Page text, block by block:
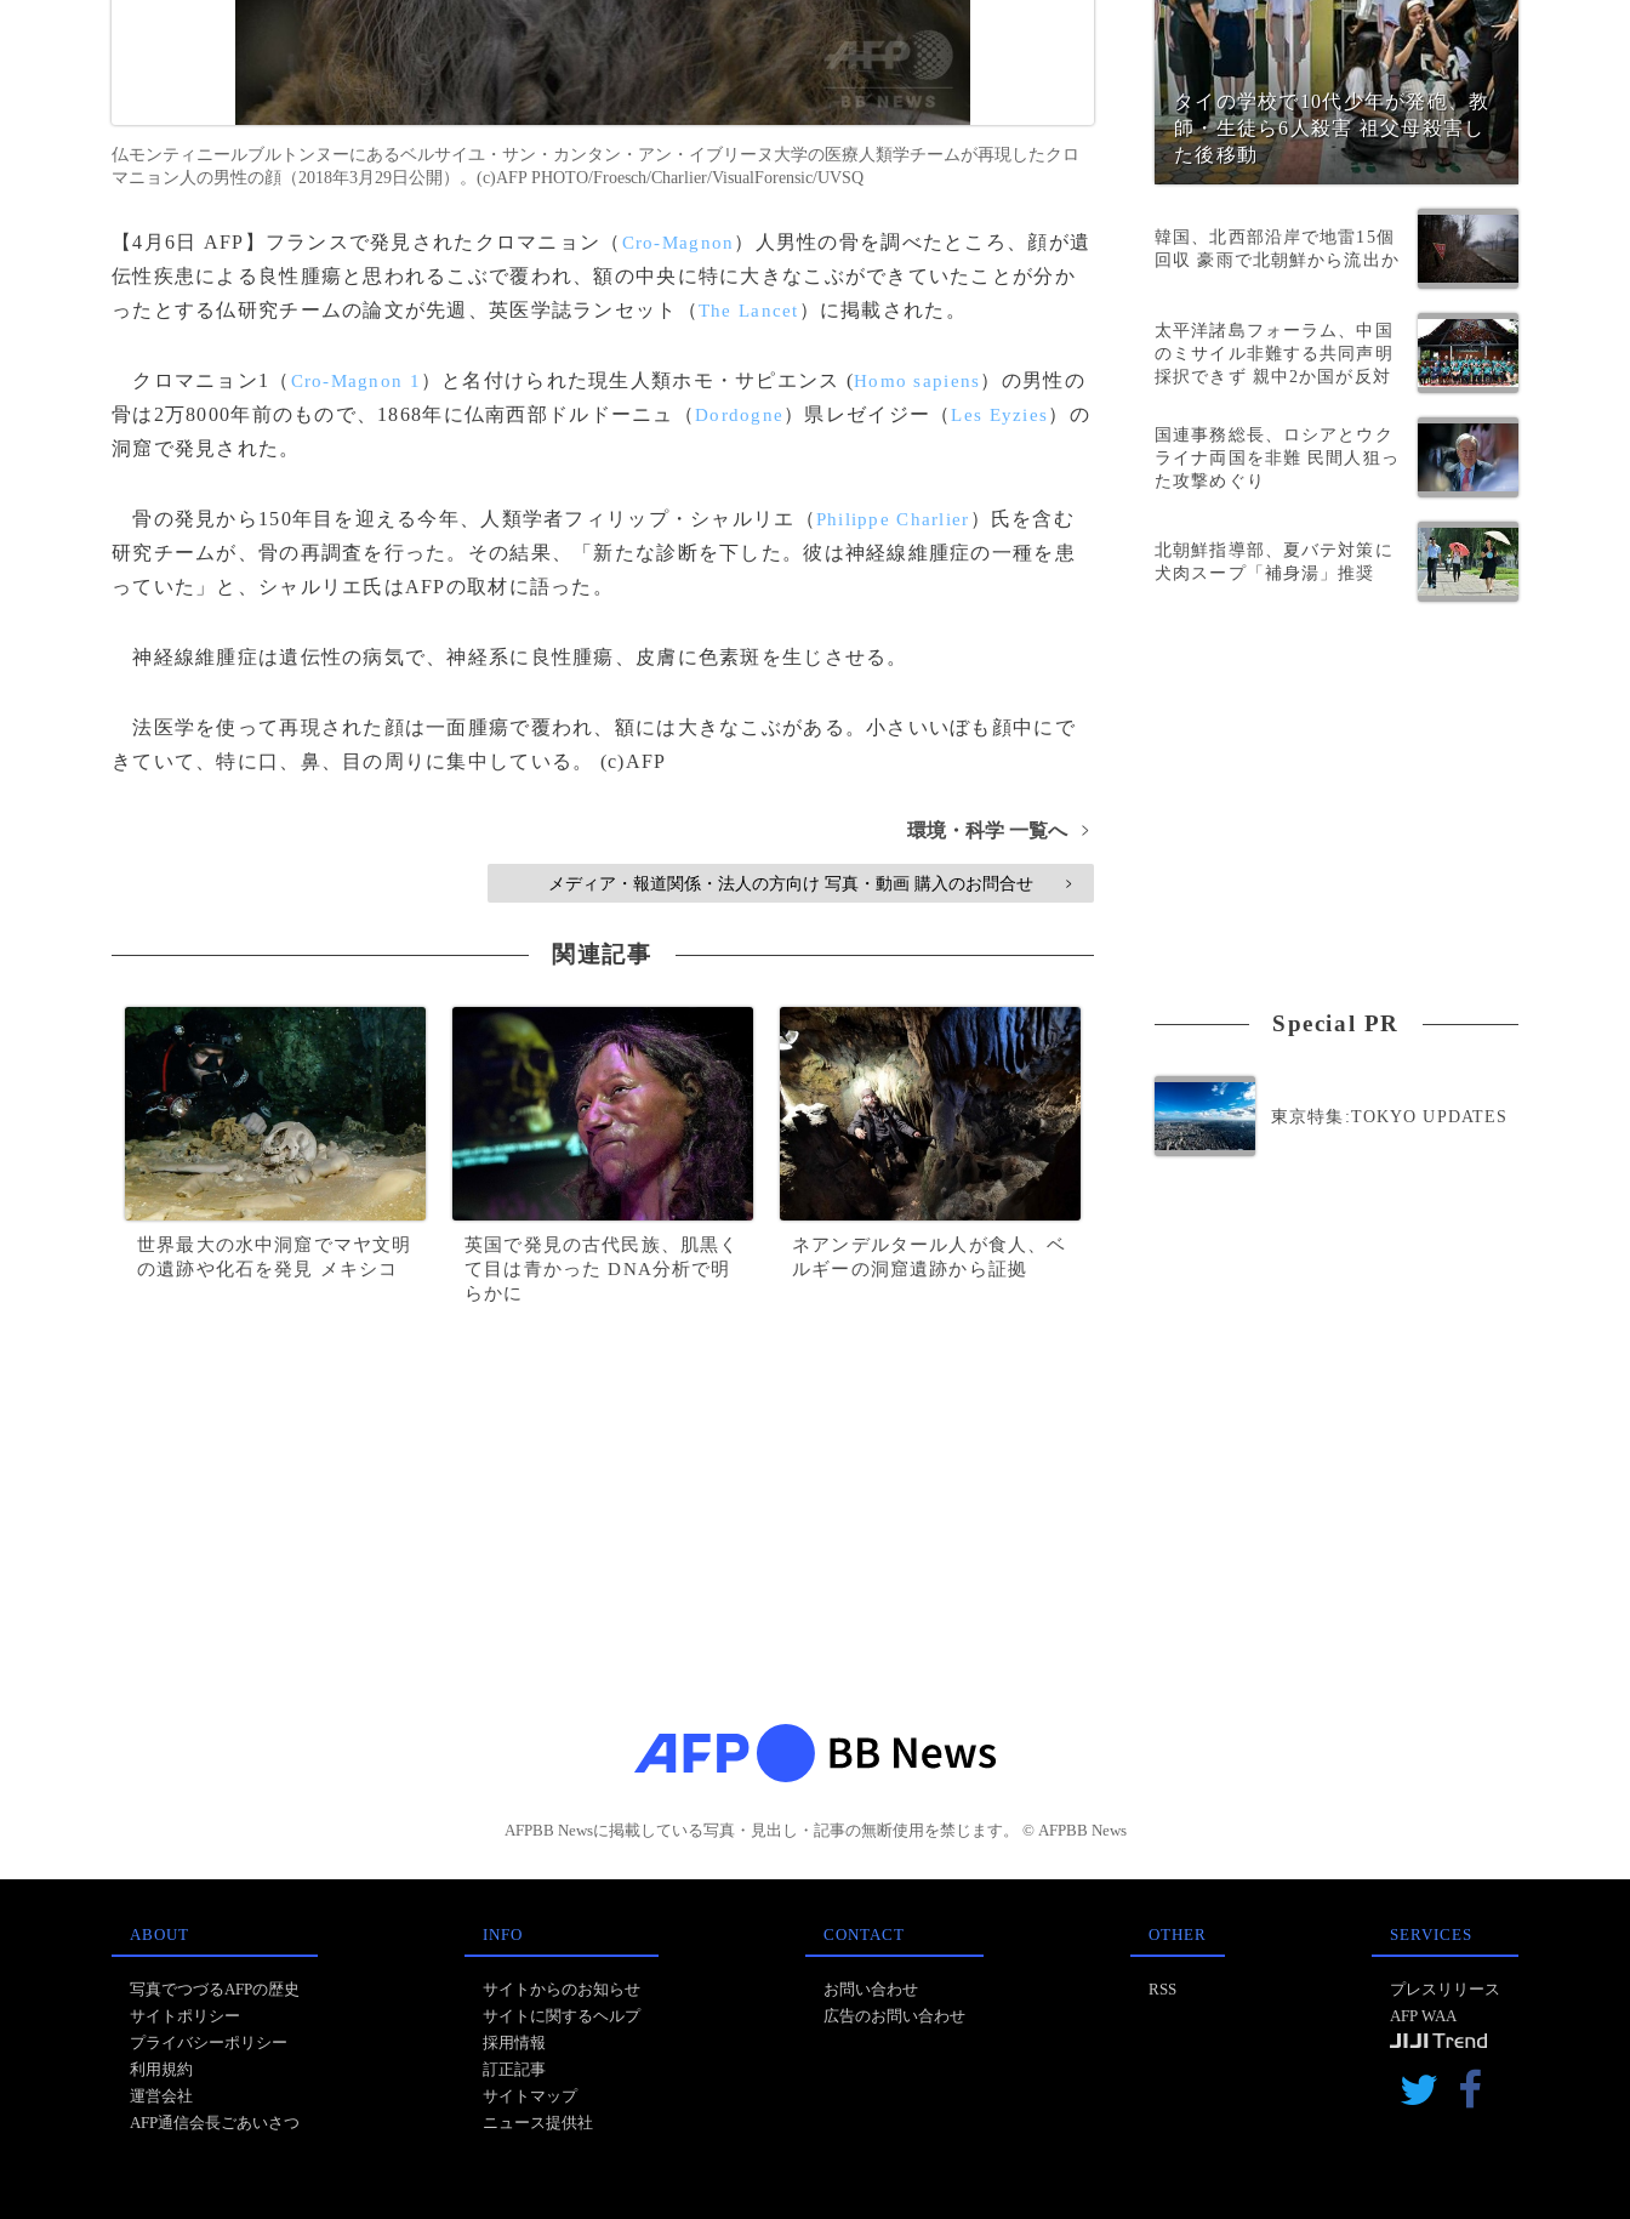
仏モンティニールブルトンヌーにあるベルサイユ・サン・カンタン・アン・イブリーヌ大学の医療人類学チームが再現したクロ
マニョン人の男性の顔（2018年3月29日公開）。(c)AFP PHOTO/Froesch/Charlier/VisualForensic/UVSQ
【4月6日 AFP】フランスで発見されたクロマニョン（ Cro-Magnon ）人男性の骨を調べたところ、顔が遺
伝性疾患による良性腫瘍と思われるこぶで覆われ、額の中央に特に大きなこぶができていたことが分か
ったとする仏研究チームの論文が先週、英医学誌ランセット（The Lancet ）に掲載された。
クロマニョン1（ Cro-Magnon 1 ）と名付けられた現生人類ホモ・サピエンス (Homo sapiens）の男性の
骨は2万8000年前のもので、1868年に仏南西部ドルドーニュ（Dordogne ）県レゼイジー（Les Eyzies）の
洞窟で発見された。
骨の発見から150年目を迎える今年、人類学者フィリップ・シャルリエ（Philippe Charlier ）氏を含む
研究チームが、骨の再調査を行った。その結果、「新たな診断を下した。彼は神経線維腫症の一種を患
っていた」と、シャルリエ氏はAFPの取材に語った。
神経線維腫症は遺伝性の病気で、神経系に良性腫瘍、皮膚に色素斑を生じさせる。
法医学を使って再現された顔は一面腫瘍で覆われ、額には大きなこぶがある。小さいいぼも顔中にで
きていて、特に口、鼻、目の周りに集中している。 (c)AFP
環境・科学 一覧へ >
メディア・報道関係・法人の方向け 写真・動画 購入のお問合せ >
関連記事
世界最大の水中洞窟でマヤ文明
の遺跡や化石を発見 メキシコ
英国で発見の古代民族、肌黒く
て目は青かった DNA分析で明
らかに
ネアンデルタール人が食人、ベ
ルギーの洞窟遺跡から証拠
タイの学校で10代少年が発砲、教
師・生徒ら6人殺害 祖父母殺害し
た後移動
韓国、北西部沿岸で地雷15個
回収 豪雨で北朝鮮から流出か
太平洋諸島フォーラム、中国
のミサイル非難する共同声明
採択できず 親中2か国が反対
国連事務総長、ロシアとウク
ライナ両国を非難 民間人狙っ
た攻撃めぐり
北朝鮮指導部、夏バテ対策に
犬肉スープ「補身湯」推奨
Special PR
東京特集:TOKYO UPDATES
AFPBB Newsに掲載している写真・見出し・記事の無断使用を禁じます。 © AFPBB News
ABOUT
写真でつづるAFPの歴史
サイトポリシー
プライバシーポリシー
利用規約
運営会社
AFP通信会長ごあいさつ
INFO
サイトからのお知らせ
サイトに関するヘルプ
採用情報
訂正記事
サイトマップ
ニュース提供社
CONTACT
お問い合わせ
広告のお問い合わせ
OTHER
RSS
SERVICES
プレスリリース
AFP WAA